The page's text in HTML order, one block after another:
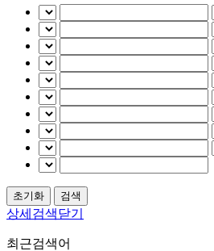
상세검색닫기
최근검색어